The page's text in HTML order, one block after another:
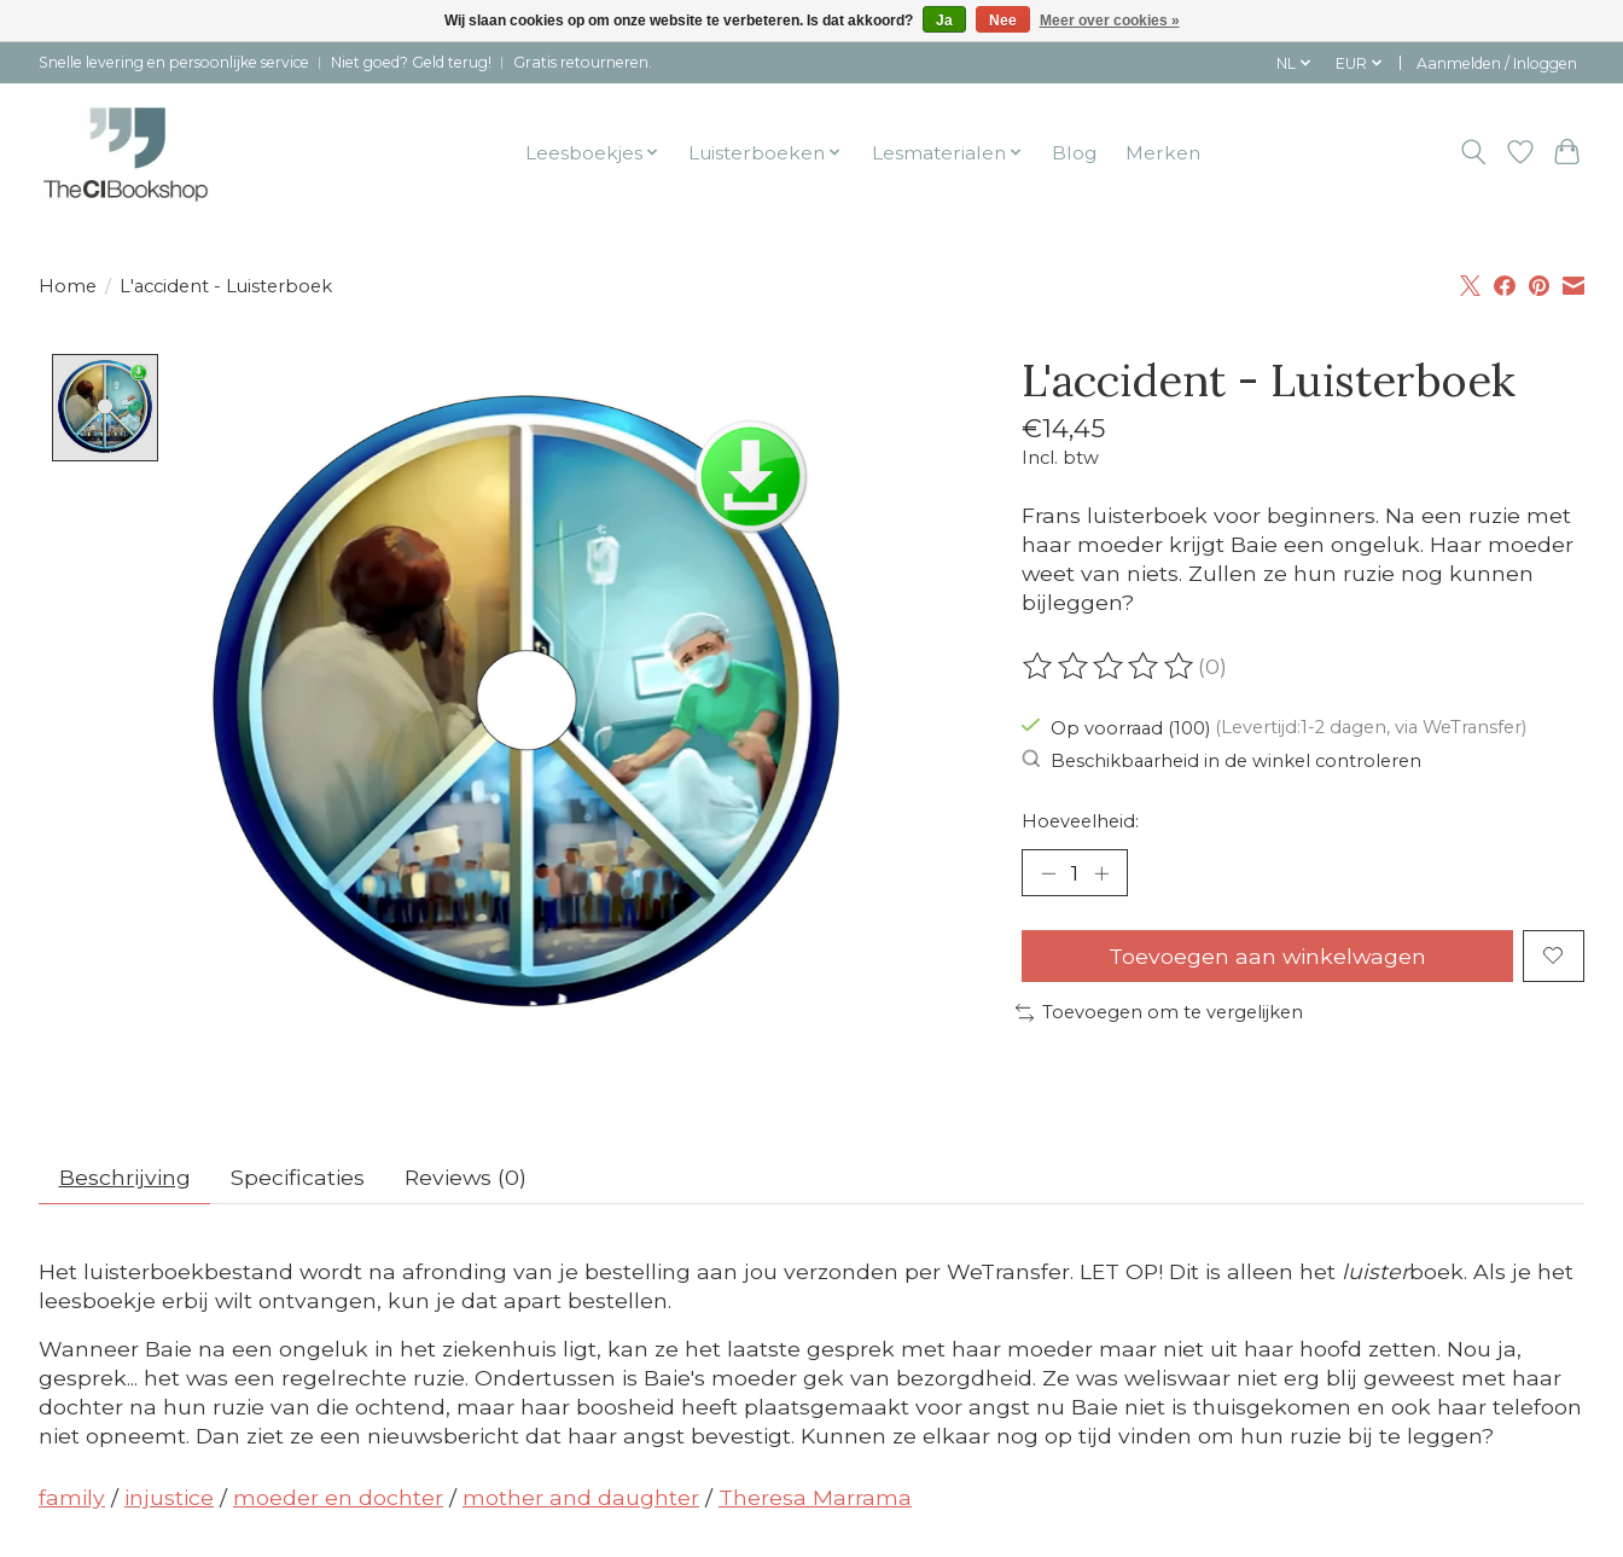
Snelle levering en persoonlijke service ︱ Niet goed? Geld terug! ︱ Gratis retourneren. NL EUR Aanmelden / Inloggen
Leesboekjes Luisterboeken Lesmaterialen Blog Merken
Home / L'accident - Luisterboek
L'accident - Luisterboek
€14,45
Incl. btw
Frans luisterboek voor beginners. Na een ruzie met
haar moeder krijgt Baie een ongeluk. Haar moeder
weet van niets. Zullen ze hun ruzie nog kunnen
bijleggen?
De beoordeling van dit product is
(0)
Op voorraad (100) (Levertijd:1-2 dagen, via WeTransfer)
Beschikbaarheid in de winkel controleren
Hoeveelheid:
Toevoegen aan winkelwagen
Toevoegen om te vergelijken
Beschrijving Specificaties Reviews (0)
Het luisterboekbestand wordt na afronding van je bestelling aan jou verzonden per WeTransfer. LET OP! Dit is alleen het luisterboek. Als je het
leesboekje erbij wilt ontvangen, kun je dat apart bestellen.
Wanneer Baie na een ongeluk in het ziekenhuis ligt, kan ze het laatste gesprek met haar moeder maar niet uit haar hoofd zetten. Nou ja,
gesprek... het was een regelrechte ruzie. Ondertussen is Baie's moeder gek van bezorgdheid. Ze was weliswaar niet erg blij geweest met haar
dochter na hun ruzie van die ochtend, maar haar boosheid heeft plaatsgemaakt voor angst nu Baie niet is thuisgekomen en ook haar telefoon
niet opneemt. Dan ziet ze een nieuwsbericht dat haar angst bevestigt. Kunnen ze elkaar nog op tijd vinden om hun ruzie bij te leggen?
family / injustice / moeder en dochter / mother and daughter / Theresa Marrama
Wij slaan cookies op om onze website te verbeteren. Is dat akkoord? Ja Nee Meer over cookies »